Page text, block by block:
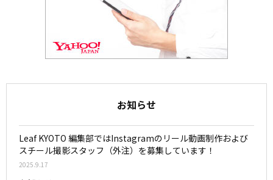
お知らせ
Leaf KYOTO 編集部ではInstagramのリール動画制作および
スチール撮影スタッフ（外注）を募集しています！
2025.9.17